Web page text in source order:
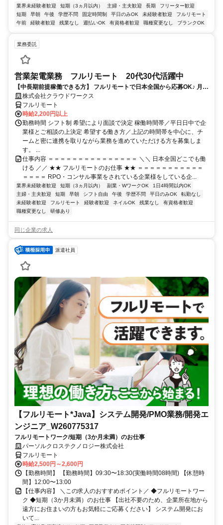
業界未経験者歓迎 短期（3ヵ月以内） 主婦・主夫歓迎 長期
フリーター歓迎
短期
早朝 午後 学歴不問 固定時間制 平日のみOK 未経験者歓迎
フルリモート
午前
経験者歓迎 残業なし 週払いOK 有資格者歓迎 職種変更なし ブランクOK
業務委託
営業架電業務 フルリモート 20代30代活躍中
【中長期前提稼働できる方】 フルリモートで日本全国から応募OK♪ 月稼
働40時間で安定収入！
株式会社クラウドワークス
フルリモート
時給2,200円以上
勤務時間 シフト制 希望により面談で決定 稼働時間帯／平日日中で企
業様とご相談の上決定 希望する働き方／上記の時間帯を中心に、チ
ームと密に連携を取りながら業務を進めていただける方を募集しま
す。 ...
仕事内容 ＝＝＝＝＝＝＝＝＝＝＝＝＝＝＝ ＼＼ 日本全国どこでも働
ける ／／ ★★ フルリモートのお仕事 ★★ ＝＝＝＝＝＝＝＝＝＝＝
＝＝＝＝ RPO・コンサル事業をされている企業様をしている企...
業界未経験者歓迎 短期（3ヵ月以内） 副業・WワークOK
1日4時間以内OK
主婦・主夫歓迎
短期 早朝 シフト自由 午後 学歴不問 平日のみOK
転勤なし
未経験者歓迎
フルリモート 経験者歓迎 ネイルOK 残業なし
有資格者歓迎
職種変更なし
研修あり
同じ企業の求人
派遣社員
【フルリモート*Java】システム開発/PMO業務/開発エ
ンジニア_W260775317
フルリモートワーク/短期（3か月未満）のお仕事
パーソルクロステクノロジー株式会社
フルリモート
時給2,500円～2,600円
【勤務時間】 【勤務時間】09:30〜18:30(実働時間08時間) 【休憩時
間】12:00〜13:00
【仕事内容】 ＼この求人のおすすめポイント／ ◆フルリモートワー
ク ◆短期（3か月未満）のお仕事 【出社不要のため、企業所在地から
遠方にお住まいの方もお気軽にご応募ください】 システム開発にお
いて...